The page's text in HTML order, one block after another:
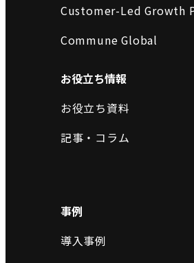
Customer-Led Growth
Commune Global
お役立ち情報
お役立ち資料
記事・コラム
事例
導入事例